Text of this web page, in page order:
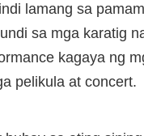
lamang sa
sa mga karatig
kagaya ng
pelikula at concert.